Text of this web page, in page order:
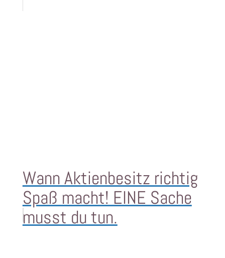
Wann Aktienbesitz richtig
Spaß macht! EINE Sache
musst du tun.